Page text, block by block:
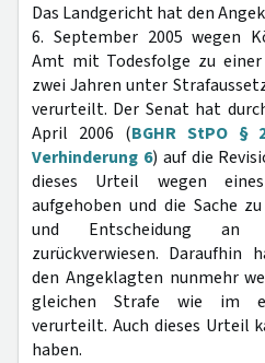
Das Landgericht hat den
6. September 2005 wegen
Amt mit Todesfolge zu
zwei Jahren unter
verurteilt. Der Senat hat
April 2006 (BGHR StPO §
Verhinderung 6) auf die
dieses Urteil wegen eines
aufgehoben und die Sache
und Entscheidung an
zurückverwiesen. Daraufhin
den Angeklagten nunmehr
gleichen Strafe wie im
verurteilt. Auch dieses Urteil
haben.